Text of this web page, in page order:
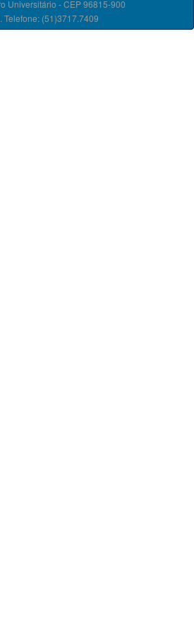
Universitário - CEP 96815-900
Telefone: (51)3717.7409